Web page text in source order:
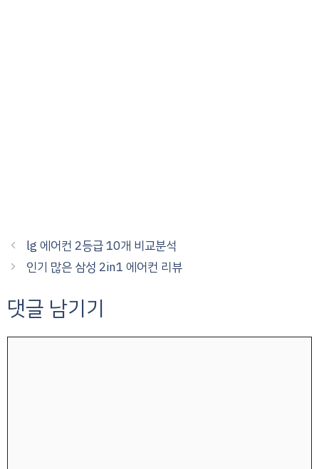
lg 에어컨 2등급 10개 비교분석
인기 많은 삼성 2in1 에어컨 리뷰
댓글 남기기